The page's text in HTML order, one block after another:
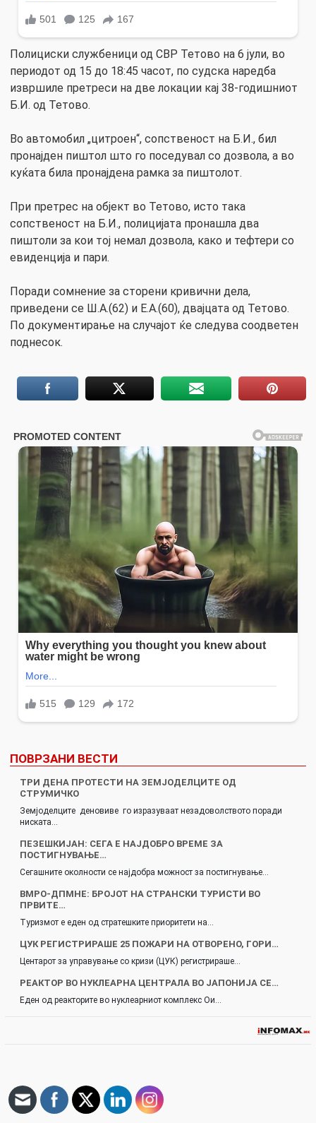
Полициски службеници од СВР Тетово на 6 јули, во
периодот од 15 до 18:45 часот, по судска наредба
извршиле претреси на две локации кај 38-годишниот
Б.И. од Тетово.
Во автомобил „цитроен“, сопственост на Б.И., бил
пронајден пиштол што го поседувал со дозвола, а во
куќата била пронајдена рамка за пиштолот.
При претрес на објект во Тетово, исто така
сопственост на Б.И., полицијата пронашла два
пиштоли за кои тој немал дозвола, како и тефтери со
евиденција и пари.
Поради сомнение за сторени кривични дела,
приведени се Ш.А.(62) и Е.А.(60), двајцата од Тетово.
По документирање на случајот ќе следува соодветен
поднесок.
ПОВРЗАНИ ВЕСТИ
ТРИ ДЕНА ПРОТЕСТИ НА ЗЕМЈОДЕЛЦИТЕ ОД
СТРУМИЧКО
Земјоделците деновиве го изразуваат незадоволството поради
ниската…
ПЕЗЕШКИЈАН: СЕГА Е НАЈДОБРО ВРЕМЕ ЗА
ПОСТИГНУВАЊЕ…
Сегашните околности се најдобра можност за постигнување…
ВМРО-ДПМНЕ: БРОЈОТ НА СТРАНСКИ ТУРИСТИ ВО
ПРВИТЕ…
Туризмот е еден од стратешките приоритети на…
ЦУК РЕГИСТРИРАШЕ 25 ПОЖАРИ НА ОТВОРЕНО, ГОРИ…
Центарот за управување со кризи (ЦУК) регистрираше…
РЕАКТОР ВО НУКЛЕАРНА ЦЕНТРАЛА ВО ЈАПОНИЈА СЕ…
Еден од реакторите во нуклеарниот комплекс Ои…